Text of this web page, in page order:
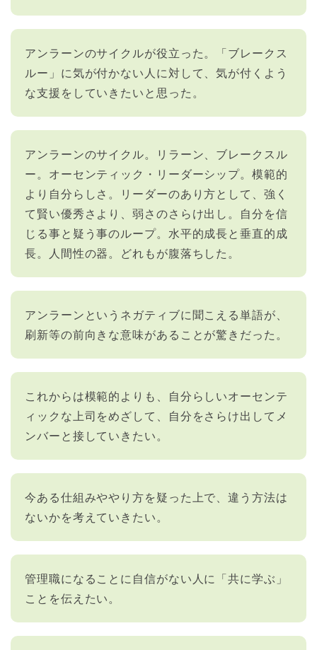
アンラーンのサイクルが役立った。「ブレークス
ルー」に気が付かない人に対して、気が付くよう
な支援をしていきたいと思った。
アンラーンのサイクル。リラーン、ブレークスル
ー。オーセンティック・リーダーシップ。模範的
より自分らしさ。リーダーのあり方として、強く
て賢い優秀さより、弱さのさらけ出し。自分を信
じる事と疑う事のループ。水平的成長と垂直的成
長。人間性の器。どれもが腹落ちした。
アンラーンというネガティブに聞こえる単語が、
刷新等の前向きな意味があることが驚きだった。
これからは模範的よりも、自分らしいオーセンテ
ィックな上司をめざして、自分をさらけ出してメ
ンバーと接していきたい。
今ある仕組みややり方を疑った上で、違う方法は
ないかを考えていきたい。
管理職になることに自信がない人に「共に学ぶ」
ことを伝えたい。